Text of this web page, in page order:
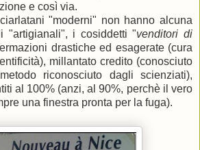
e così via.
"moderni" non hanno alcuna
"artigianali", i cosiddetti "venditori di
drastiche ed esagerate (cura
millantato credito (conosciuto
riconosciuto dagli scienziati),
al 100% (anzi, al 90%, perchè il vero
una finestra pronta per la fuga).